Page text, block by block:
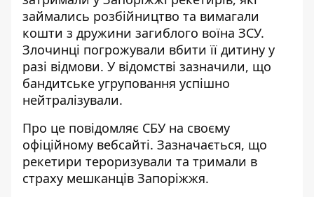
займались розбійництво та вимагали
кошти з дружини загиблого воїна ЗСУ.
Злочинці погрожували вбити її дитину у
разі відмови. У відомстві зазначили, що
бандитське угруповання успішно
нейтралізували.
Про це повідомляє СБУ на своєму
офіційному вебсайті. Зазначається, що
рекетири тероризували та тримали в
страху мешканців Запоріжжя.